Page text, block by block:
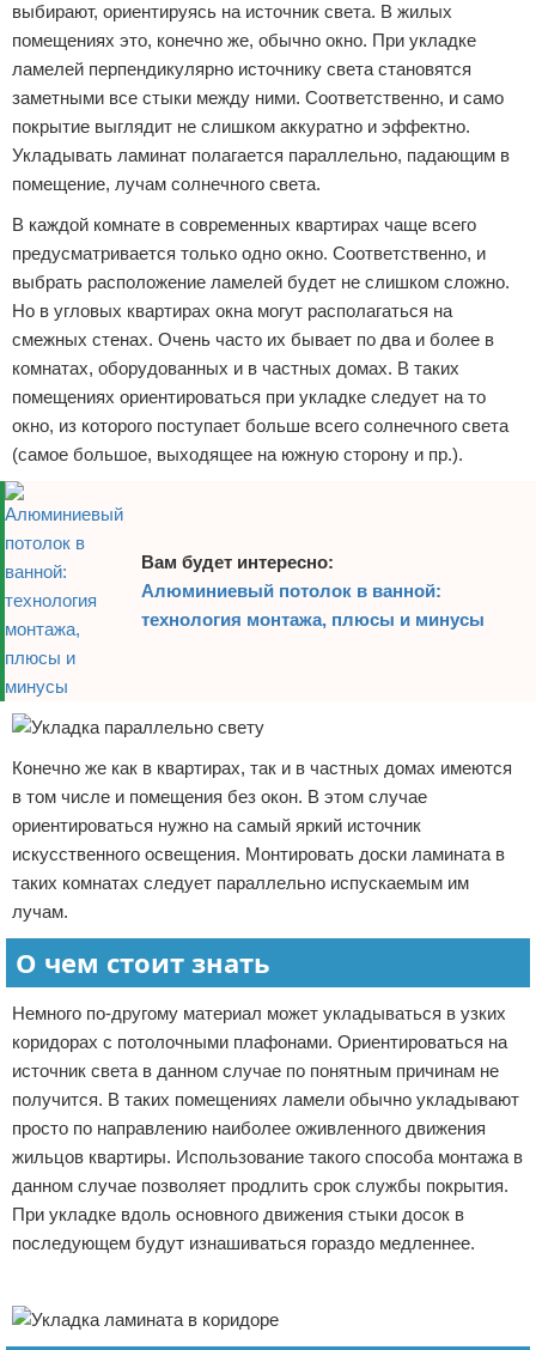
выбирают, ориентируясь на источник света. В жилых
помещениях это, конечно же, обычно окно. При укладке
ламелей перпендикулярно источнику света становятся
заметными все стыки между ними. Соответственно, и само
покрытие выглядит не слишком аккуратно и эффектно.
Укладывать ламинат полагается параллельно, падающим в
помещение, лучам солнечного света.
В каждой комнате в современных квартирах чаще всего
предусматривается только одно окно. Соответственно, и
выбрать расположение ламелей будет не слишком сложно.
Но в угловых квартирах окна могут располагаться на
смежных стенах. Очень часто их бывает по два и более в
комнатах, оборудованных и в частных домах. В таких
помещениях ориентироваться при укладке следует на то
окно, из которого поступает больше всего солнечного света
(самое большое, выходящее на южную сторону и пр.).
Вам будет интересно:
Алюминиевый потолок в ванной:
технология монтажа, плюсы и минусы
Конечно же как в квартирах, так и в частных домах имеются
в том числе и помещения без окон. В этом случае
ориентироваться нужно на самый яркий источник
искусственного освещения. Монтировать доски ламината в
таких комнатах следует параллельно испускаемым им
лучам.
О чем стоит знать
Немного по-другому материал может укладываться в узких
коридорах с потолочными плафонами. Ориентироваться на
источник света в данном случае по понятным причинам не
получится. В таких помещениях ламели обычно укладывают
просто по направлению наиболее оживленного движения
жильцов квартиры. Использование такого способа монтажа в
данном случае позволяет продлить срок службы покрытия.
При укладке вдоль основного движения стыки досок в
последующем будут изнашиваться гораздо медленнее.